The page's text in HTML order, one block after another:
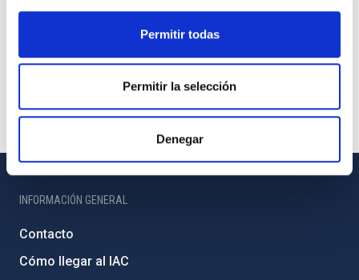
Permitir todas
Permitir la selección
Denegar
INFORMACIÓN GENERAL
Contacto
Cómo llegar al IAC